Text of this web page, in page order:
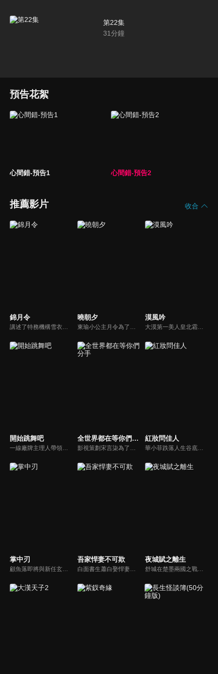
第22集
31分鐘
預告花絮
心間錯-預告1 心間錯-預告2
推薦影片 收合
錦月令
講述了特務機構雪衣衛首領鳳作人奉嘉帝之命，潛入定遠侯府尋找前朝太子，意圖斬草除根。然而在這個過程中，鳳作人卻發現嘉帝的背後有人正在佈局更大的陰謀...
曉朝夕
東瑜小公主月令為了守護姐姐的幸福“替嫁”到北朔，陰差陽錯與接親使臣北王周時予結姻，沒想到和親之路殺機四伏，一塊玉佩意外開啓了時光之門，月令與周時予在體驗結束即開局的遊戲規則中不斷“打怪升級”，兩人相互扶持，攜手同行，從力求改變個人命運到肩負國家大義，在共同成長中愛上彼此。
漠風吟
大漠第一美人皇北霜在去和親的路上，先後與北境領主霍擎雲，大漠悍匪若問、雲沛城主那戰三個呼風喚雨的男人產生了交集，也被迫捲入了一統大漠的角力之中，不甘於被命運捉弄的皇北霜縱橫于三個男人之間，在亦真亦幻的危機中逐鹿大漠攪動風雲。
開始跳舞吧
一線廠牌主理人帶領自己的少年團來到頂尖舞者嚮往的第七街區爭奪最終留名權；少年舞者們在召集人朱正廷和特別教練王晨藝、NAME帶領下，不斷通過齊舞和Battle的方式為自己的廠牌爭取徽章，熱血少年拼盡全力；究竟誰能登頂中國最強少年團戰隊？
全世界都在等你們分手
影視策劃宋言柒為了拿下熱門小說IP改編權，與身患情感障礙的小說作者紀述產生交集，結果卻發現原本走向甜寵的劇情開始崩盤，隨後意外穿越進入自己寫的同人文世界改變劇情，成為同人文世界的愛情保鏢，卻不料她時刻提防的男二竟然是作者紀述。二人因為劇情的走向在現實和同人文兩個世界展開較量...
紅妝問佳人
華小菲跌落人生谷底、負債昏迷，夢中穿越繁華都城創業，結識守衛軍首領徐子齊與商會會長房離恨。皇后命徐子齊暗查官商勾結、哄抬物價案，真相直指商會。華小菲憑誠信經營崛起，與徐子齊呈上帳本揭露罪行，惡人伏法，最終成就傳奇女商人並喜結連理。
掌中刃
顧魚落即將與新任玄機閣閣主顧朝夕成婚之際，顧朝夕遭人暗殺了。為穩定局勢，魚落得找個人來假扮顧朝夕。而太子殷晝為避禍調查潛入顧家，假扮顧朝夕。殷晝人前溫柔繾綣，人後殺伐果斷，卻發現魚落的夫君竟正是當年他失蹤的大哥。各自懷揣秘密的二人從針鋒相對到互生情愫，最終心意相通。
吾家悍妻不可欺
白面書生蕭白娶悍妻徐三娘，誰知她是失憶女將軍，他是隱姓世子爺。假夫妻變真戰友，組百姓軍抗倭寇，鬥權宦，夫妻聯手揭陰謀，救孤寡，在亂世中為百姓打下一座俠義之城。
夜城賦之離生
舒城在楚墨兩國之戰中落敗，並成為了墨國五皇女莫茴的魂器。失去自我意識的舒城跟隨姐姐莫茹回到墨國，面對失而復得的妹妹，莫茹欣喜又憂慮。為了保護親人和國家她棄醫從戎，甚至為了保護莫茴不惜被砍掉一條手臂，然而這一切都阻擋不了局勢的動盪不安...